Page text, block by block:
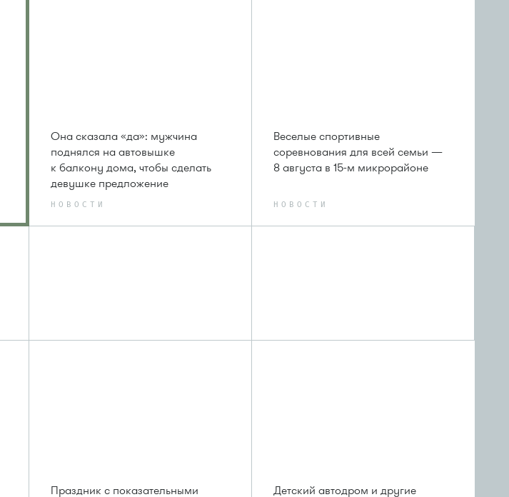
Она сказала «да»: мужчина
поднялся на автовышке
к балкону дома, чтобы сделать
девушке предложение
НОВОСТИ
Веселые спортивные
соревнования для всей семьи —
8 августа в 15-м микрорайоне
НОВОСТИ
Праздник с показательными
Детский автодром и другие